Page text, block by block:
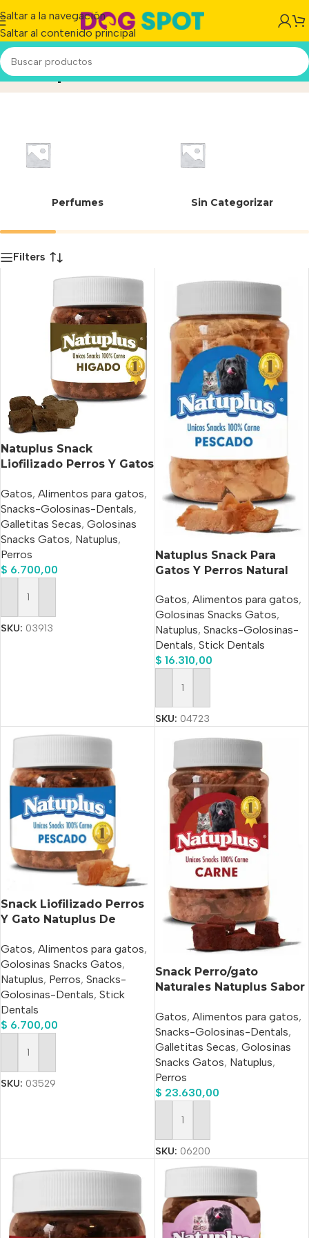
Saltar a la navegación
Saltar al contenido principal
NatuplusInicio/Producto
Perfumes Sin Categorizar
Filters
Natuplus Snack
Liofilizado Perros Y Gatos
Gatos, Alimentos para gatos,
Snacks-Golosinas-Dentals,
Galletitas Secas, Golosinas
Snacks Gatos, Natuplus,
Perros
$ 6.700,00
Añadir Al Carrito
SKU: 03913
Natuplus Snack Para
Gatos Y Perros Natural
Gatos, Alimentos para gatos,
Golosinas Snacks Gatos,
Natuplus, Snacks-Golosinas-
Dentals, Stick Dentals
$ 16.310,00
Añadir Al Carrito
SKU: 04723
Snack Liofilizado Perros
Y Gato Natuplus De
Gatos, Alimentos para gatos,
Golosinas Snacks Gatos,
Natuplus, Perros, Snacks-
Golosinas-Dentals, Stick
Dentals
$ 6.700,00
Añadir Al Carrito
SKU: 03529
Snack Perro/gato
Naturales Natuplus Sabor
Gatos, Alimentos para gatos,
Snacks-Golosinas-Dentals,
Galletitas Secas, Golosinas
Snacks Gatos, Natuplus,
Perros
$ 23.630,00
Añadir Al Carrito
SKU: 06200